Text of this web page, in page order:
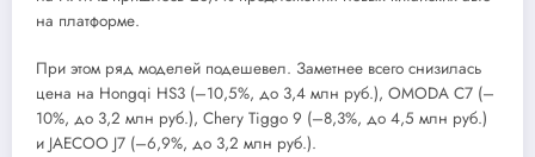
на платформе.
При этом ряд моделей подешевел. Заметнее всего снизилась
цена на Hongqi HS3 (–10,5%, до 3,4 млн руб.), OMODA C7 (–
10%, до 3,2 млн руб.), Chery Tiggo 9 (–8,3%, до 4,5 млн руб.)
и JAECOO J7 (–6,9%, до 3,2 млн руб.).